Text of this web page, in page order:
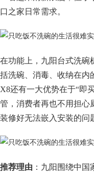
口之家日常需求。
在功能上，九阳台式洗碗
括洗碗、消毒、收纳在内
X8还有一大优势在于“即
管，消费者再也不用担心
装修好无法嵌入安装的问
推荐理由 ：九阳围绕中